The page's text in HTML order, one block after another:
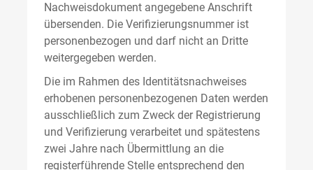
Nachweisdokument angegebene Anschrift
übersenden. Die Verifizierungsnummer ist
personenbezogen und darf nicht an Dritte
weitergegeben werden.
Die im Rahmen des Identitätsnachweises
erhobenen personenbezogenen Daten werden
ausschließlich zum Zweck der Registrierung
und Verifizierung verarbeitet und spätestens
zwei Jahre nach Übermittlung an die
registerführende Stelle entsprechend den